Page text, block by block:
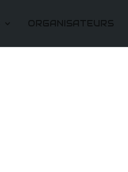
ORGANISATEURS